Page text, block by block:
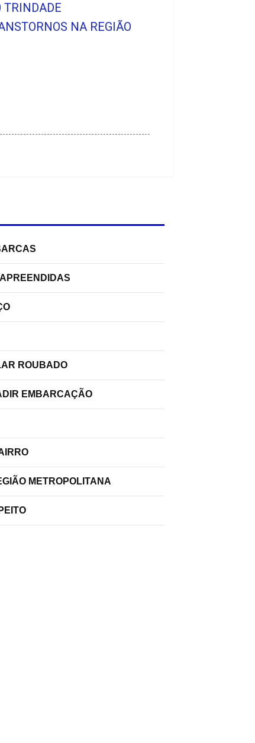
TRINDADE
NA REGIÃO
ROUBADO
EMBARCAÇÃO
METROPOLITANA